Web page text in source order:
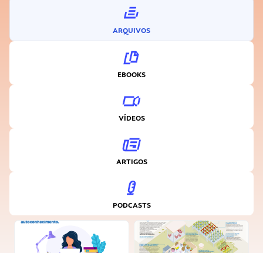
ARQUIVOS
EBOOKS
VÍDEOS
ARTIGOS
PODCASTS